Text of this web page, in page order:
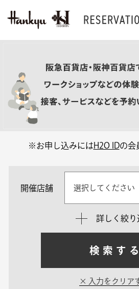
※お申し込みにはH2O IDの会
開催店舗 選択してください
詳しく絞り
検索する
入力をクリア